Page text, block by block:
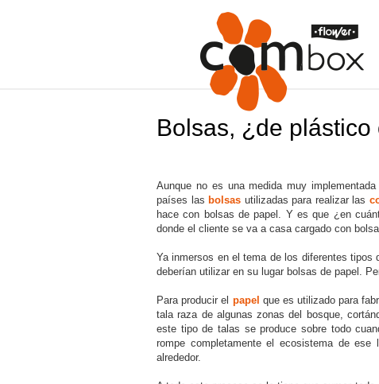
Bolsas, ¿de plástico
Aunque no es una medida muy
países las bolsas utilizadas para realizar las
hace con bolsas de papel. Y es que ¿en
donde el cliente se va a casa cargado con
Ya inmersos en el tema de los diferentes
deberían utilizar en su lugar bolsas de papel.
Para producir el papel que es utilizado para
tala raza de algunas zonas del bosque,
este tipo de talas se produce sobre todo
rompe completamente el ecosistema de
alrededor.